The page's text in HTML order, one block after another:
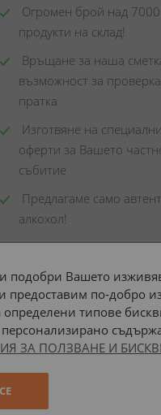
Огромен брой над 7000
продукти на склад!
Връщане за наша
възможност за
пратка
Изготвяне на специални
оферти за Вашето
събитие
Предлагаме само
алкохол!
до адрес с:
подобри Вашето
предоставим по-добро
типове
ЗА ПОЛЗВАНЕ И